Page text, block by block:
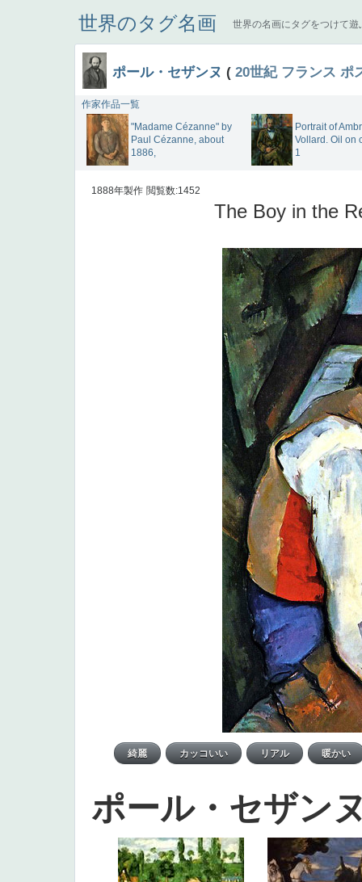
世界のタグ名画 世界の名画にタグをつけて遊
ポール・セザンヌ ( 20世紀 フランス ポ
作家作品一覧
"Madame Cézanne" by
Paul Cézanne, about
1886,
Portrait of
Vollard. Oil on
1
1888年製作 閲覧数:1452
The Boy in the
ポール・セザン